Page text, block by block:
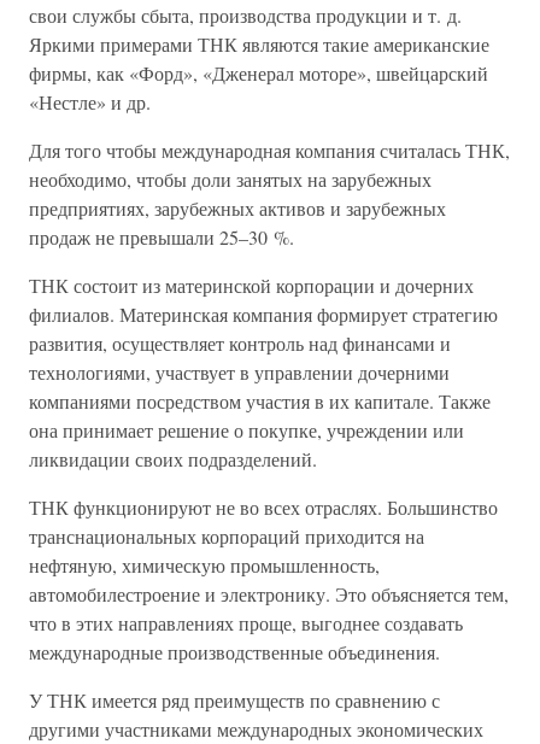
свои службы сбыта, производства продукции и т. д.
Яркими примерами ТНК являются такие американские
фирмы, как «Форд», «Дженерал моторе», швейцарский
«Нестле» и др.
Для того чтобы международная компания считалась ТНК,
необходимо, чтобы доли занятых на зарубежных
предприятиях, зарубежных активов и зарубежных
продаж не превышали 25–30 %.
ТНК состоит из материнской корпорации и дочерних
филиалов. Материнская компания формирует стратегию
развития, осуществляет контроль над финансами и
технологиями, участвует в управлении дочерними
компаниями посредством участия в их капитале. Также
она принимает решение о покупке, учреждении или
ликвидации своих подразделений.
ТНК функционируют не во всех отраслях. Большинство
транснациональных корпораций приходится на
нефтяную, химическую промышленность,
автомобилестроение и электронику. Это объясняется тем,
что в этих направлениях проще, выгоднее создавать
международные производственные объединения.
У ТНК имеется ряд преимуществ по сравнению с
другими участниками международных экономических